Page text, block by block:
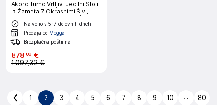
Akord Turno Vrtljivi Jedilni Stoli
Iz Žameta Z Okrasnimi Šivi,
Komplet 6 Stolov, Siva, Črne
NogeNa voljo v 5-7 delovnih dneh
Prodajalec Megga
Brezplačna poštnina
878 00 €
1.097,32 €
1 2 3 4 5 6 7 8 9 10 ... 80